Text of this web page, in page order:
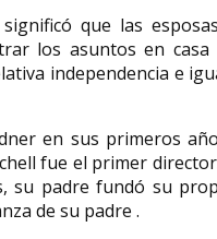
que las
los asuntos en
independencia e
en sus primeros
fue el primer
su padre fundó su
de su padre .